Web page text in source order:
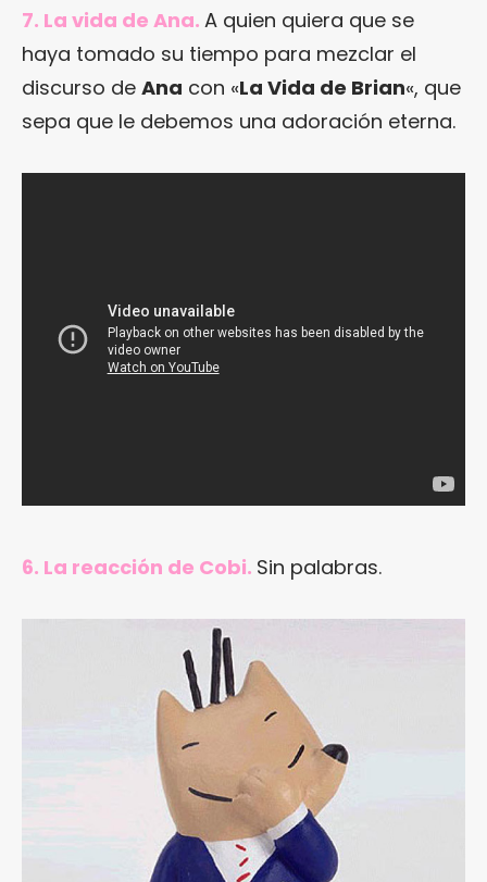
7. La vida de Ana. A quien quiera que se
haya tomado su tiempo para mezclar el
discurso de Ana con «La Vida de Brian«, que
sepa que le debemos una adoración eterna.
6. La reacción de Cobi. Sin palabras.